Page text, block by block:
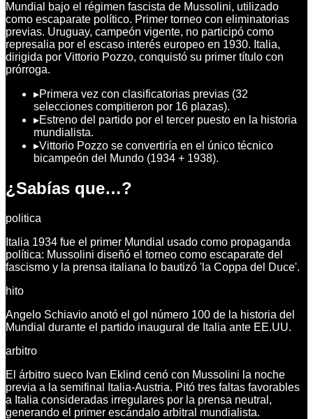
Mundial bajo el régimen fascista de Mussolini, utilizado
como escaparate político. Primer torneo con eliminatorias
previas. Uruguay, campeón vigente, no participó como
represalia por el escaso interés europeo en 1930. Italia,
dirigida por Vittorio Pozzo, conquistó su primer título con
prórroga.
▸Primera vez con clasificatorias previas (32
selecciones compitieron por 16 plazas).
▸Estreno del partido por el tercer puesto en la historia
mundialista.
▸Vittorio Pozzo se convertiría en el único técnico
bicampeón del Mundo (1934 + 1938).
¿Sabías que…?
politica
Italia 1934 fue el primer Mundial usado como propaganda
política: Mussolini diseñó el torneo como escaparate del
fascismo y la prensa italiana lo bautizó 'la Coppa del Duce'.
hito
Angelo Schiavio anotó el gol número 100 de la historia del
Mundial durante el partido inaugural de Italia ante EE.UU.
arbitro
El árbitro sueco Ivan Eklind cenó con Mussolini la noche
previa a la semifinal Italia-Austria. Pitó tres faltas favorables
a Italia consideradas irregulares por la prensa neutral,
generando el primer escándalo arbitral mundialista.